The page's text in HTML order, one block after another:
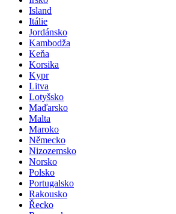
Island
Itálie
Jordánsko
Kambodža
Keňa
Korsika
Kypr
Litva
Lotyšsko
Maďarsko
Malta
Maroko
Německo
Nizozemsko
Norsko
Polsko
Portugalsko
Rakousko
Řecko